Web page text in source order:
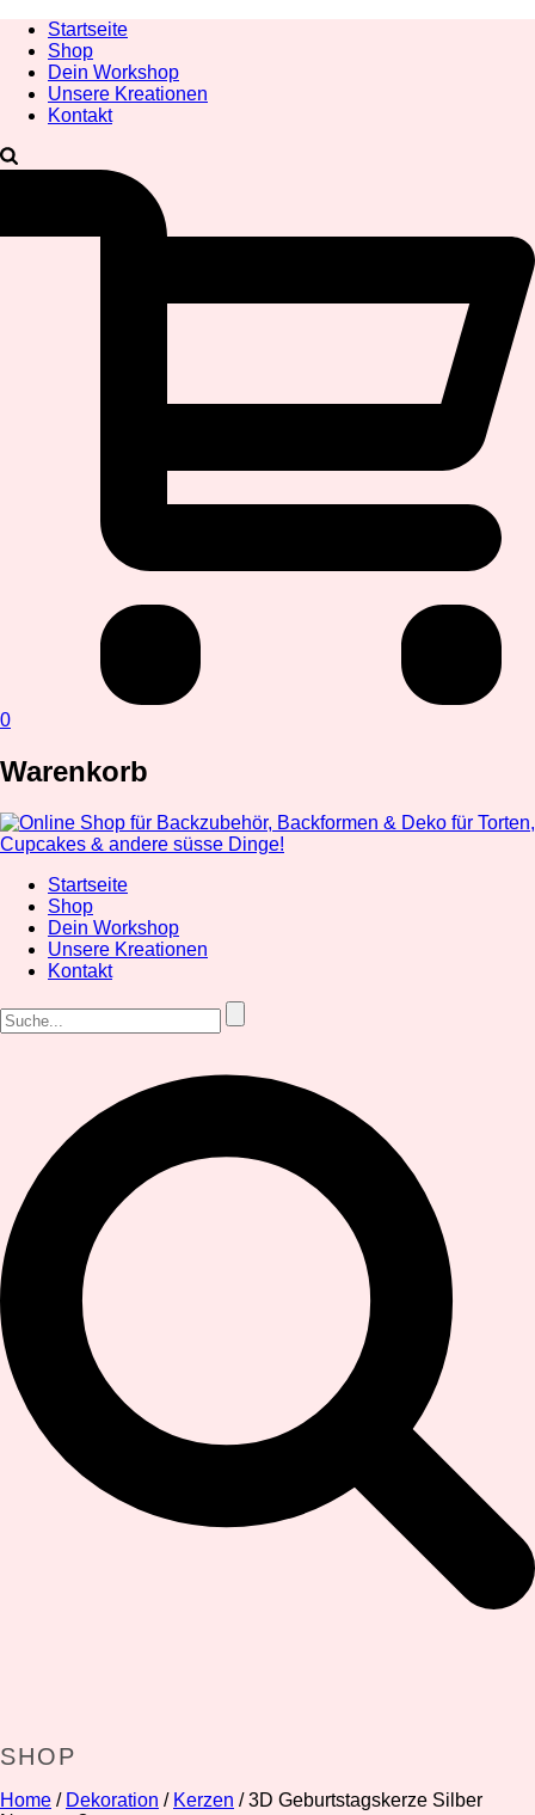
Startseite
Shop
Dein Workshop
Unsere Kreationen
Kontakt
0
Warenkorb
Startseite
Shop
Dein Workshop
Unsere Kreationen
Kontakt
SHOP
Home / Dekoration / Kerzen / 3D Geburtstagskerze Silber